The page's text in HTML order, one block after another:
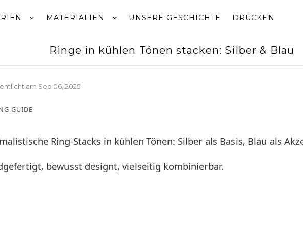
MATERIALIEN UNSERE GESCHICHTE DRÜCKEN
Ringe in kühlen Tönen stacken: Silber & Blau
am Sep 06, 2025
GUIDE
Ring-Stacks in kühlen Tönen: Silber als Basis, Blau als
bewusst designt, vielseitig kombinierbar.